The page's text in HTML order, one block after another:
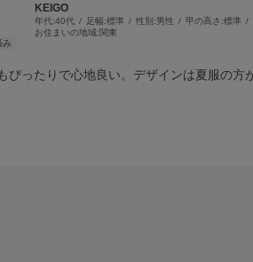
KEIGO
年代:40代 足幅:標準 性別:男性 甲の高さ:標準
お住まいの地域:関東
ぴったりで心地良い。デザインは夏服の方